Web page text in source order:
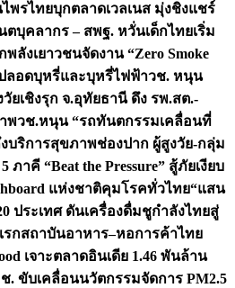
ไพรไทยบุกตลาดเวลเนส มุ่งชิงแชร์
ตบุคลากร – สพฐ. หวั่นเด็กไทยเริ่ม
ลังเยาวชนจัดงาน “Zero Smoke
ลอดบุหรี่และบุหรี่ไฟฟ้าวช. หนุน
ยเชิงรุก จ.อุทัยธานี ดึง รพ.สต.-
พวช.หนุน “รถทันตกรรมเคลื่อนที่
บริการสุขภาพช่องปาก ผู้สูงวัย-กลุ่ม
ภาคี “Beat the Pressure” สู้ภัยเงียบ
แห่งชาติคุมโรคทั่วไทย“แสน
ประเทศ ดันเครื่องดื่มชูกำลังไทยสู่
รกสถาบันอาหาร–หอการค้าไทย
เจาะตลาดอินเดีย 1.46 พันล้าน
. ขับเคลื่อนนวัตกรรมจัดการ PM2.5